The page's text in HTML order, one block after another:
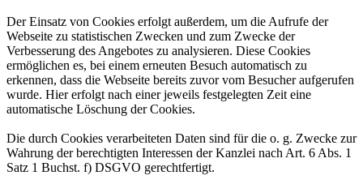
Der Einsatz von Cookies erfolgt außerdem, um die Aufrufe der
Webseite zu statistischen Zwecken und zum Zwecke der
Verbesserung des Angebotes zu analysieren. Diese Cookies
ermöglichen es, bei einem erneuten Besuch automatisch zu
erkennen, dass die Webseite bereits zuvor vom Besucher aufgerufen
wurde. Hier erfolgt nach einer jeweils festgelegten Zeit eine
automatische Löschung der Cookies.
Die durch Cookies verarbeiteten Daten sind für die o. g. Zwecke zur
Wahrung der berechtigten Interessen der Kanzlei nach Art. 6 Abs. 1
Satz 1 Buchst. f) DSGVO gerechtfertigt.